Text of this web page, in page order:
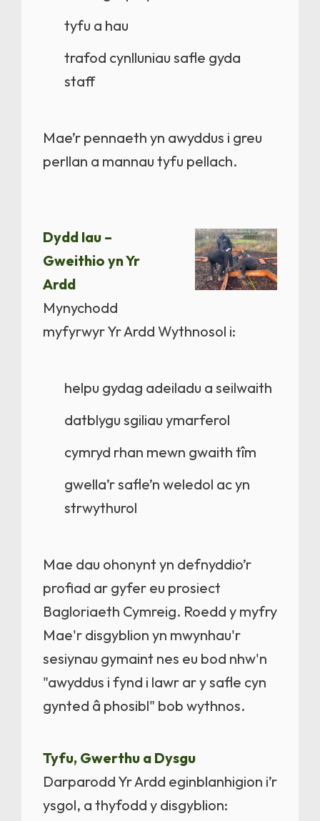
tyfu a hau
trafod cynlluniau safle gyda
staff
Mae’r pennaeth yn awyddus i greu
perllan a mannau tyfu pellach.
Dydd Iau –
Gweithio yn Yr
Ardd
Mynychodd
myfyrwyr Yr Ardd Wythnosol i:
helpu gydag adeiladu a seilwaith
datblygu sgiliau ymarferol
cymryd rhan mewn gwaith tîm
gwella’r safle’n weledol ac yn
strwythurol
Mae dau ohonynt yn defnyddio’r
profiad ar gyfer eu prosiect
Bagloriaeth Cymreig. Roedd y myfry
Mae'r disgyblion yn mwynhau'r
sesiynau gymaint nes eu bod nhw'n
"awyddus i fynd i lawr ar y safle cyn
gynted â phosibl" bob wythnos.
Tyfu, Gwerthu a Dysgu
Darparodd Yr Ardd eginblanhigion i’r
ysgol, a thyfodd y disgyblion: